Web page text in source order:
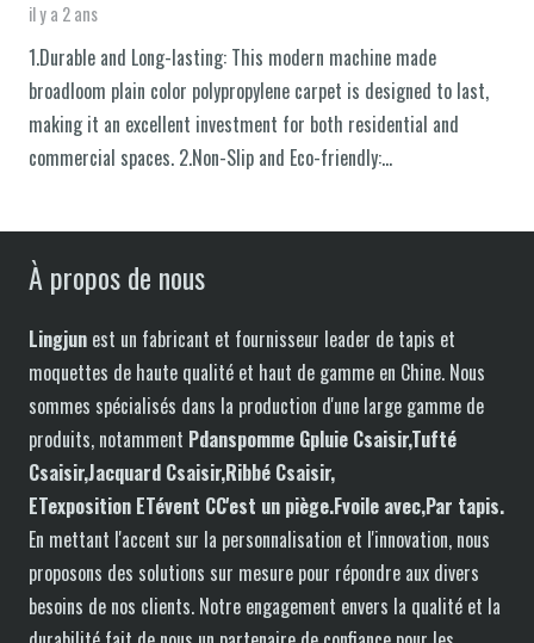
il y a 2 ans
1.Durable and Long-lasting: This modern machine made
broadloom plain color polypropylene carpet is designed to last,
making it an excellent investment for both residential and
commercial spaces. 2.Non-Slip and Eco-friendly:…
À propos de nous
Lingjun est un fabricant et fournisseur leader de tapis et
moquettes de haute qualité et haut de gamme en Chine. Nous
sommes spécialisés dans la production d'une large gamme de
produits, notamment Pdanspomme Gpluie Csaisir,Tufté
Csaisir,Jacquard Csaisir,Ribbé Csaisir,
ETexposition ETévent CC'est un piège.Fvoile avec,Par tapis.
En mettant l'accent sur la personnalisation et l'innovation, nous
proposons des solutions sur mesure pour répondre aux divers
besoins de nos clients. Notre engagement envers la qualité et la